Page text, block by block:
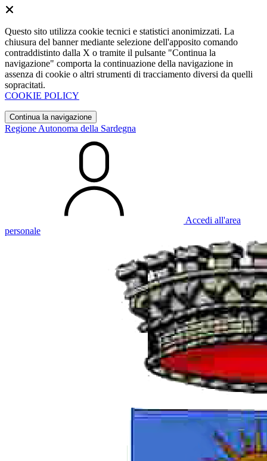
Questo sito utilizza cookie tecnici e statistici anonimizzati. La
chiusura del banner mediante selezione dell'apposito comando
contraddistinto dalla X o tramite il pulsante "Continua la
navigazione" comporta la continuazione della navigazione in
assenza di cookie o altri strumenti di tracciamento diversi da quelli
sopracitati.
COOKIE POLICY
Continua la navigazione
Regione Autonoma della Sardegna
Accedi all'area
personale